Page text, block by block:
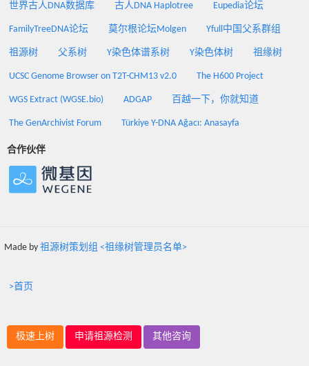
世界古人DNA数据库 古人DNA Haplotree Eupedia论坛
FamilyTreeDNA论坛 莫尔根论坛Molgen Yfull中国父系群组
祖源树 父系树 Y染色体谱系树 Y染色体树 祖缘树
UCSC Genome Browser on T2T-CHM13 v2.0 The H600 Project
WGS Extract (WGSE.bio) ADGAP 百越一下，你就知道
The GenArchivist Forum Türkiye Y-DNA Ağacı: Anasayfa
合作伙伴
Made by 祖源树策划组 <祖缘树管理员名单>
>首页
极速上树 申请祖源检测 其他咨询